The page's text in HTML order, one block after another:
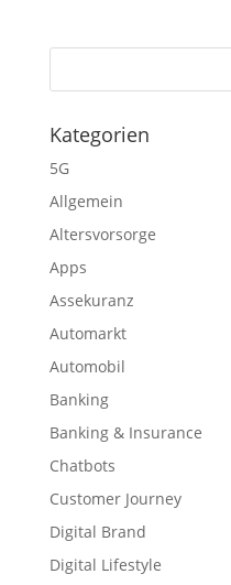
Kategorien
5G
Allgemein
Altersvorsorge
Apps
Assekuranz
Automarkt
Automobil
Banking
Banking & Insurance
Chatbots
Customer Journey
Digital Brand
Digital Lifestyle